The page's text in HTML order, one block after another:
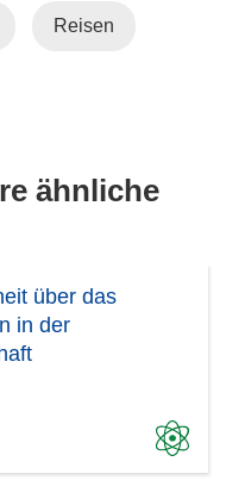
Reisen
ähnliche
über das
in der